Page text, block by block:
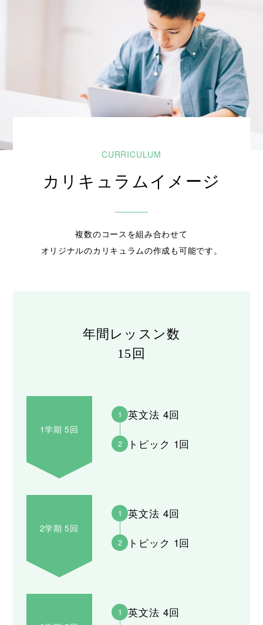
カリキュラムイメージ
複数のコースを組み合わせて
オリジナルのカリキュラムの作成も可能です。
年間レッスン数
15回
1学期 5回
1 英文法 4回
2 トピック 1回
2学期 5回
1 英文法 4回
2 トピック 1回
1 英文法 4回